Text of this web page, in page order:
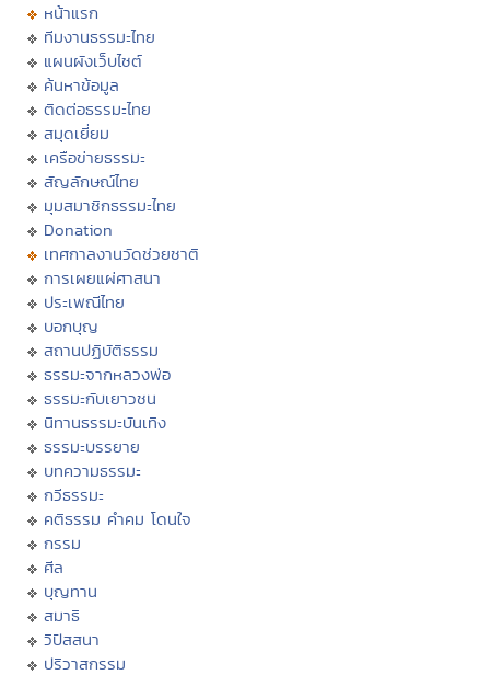
หน้าแรก
ทีมงานธรรมะไทย
แผนผังเว็บไซต์
ค้นหาข้อมูล
ติดต่อธรรมะไทย
สมุดเยี่ยม
เครือข่ายธรรมะ
สัญลักษณ์ไทย
มุมสมาชิกธรรมะไทย
Donation
เทศกาลงานวัดช่วยชาติ
การเผยแผ่ศาสนา
ประเพณีไทย
บอกบุญ
สถานปฏิบัติธรรม
ธรรมะจากหลวงพ่อ
ธรรมะกับเยาวชน
นิทานธรรมะบันเทิง
ธรรมะบรรยาย
บทความธรรมะ
กวีธรรมะ
คติธรรม คำคม โดนใจ
กรรม
ศีล
บุญทาน
สมาธิ
วิปัสสนา
ปริวาสกรรม